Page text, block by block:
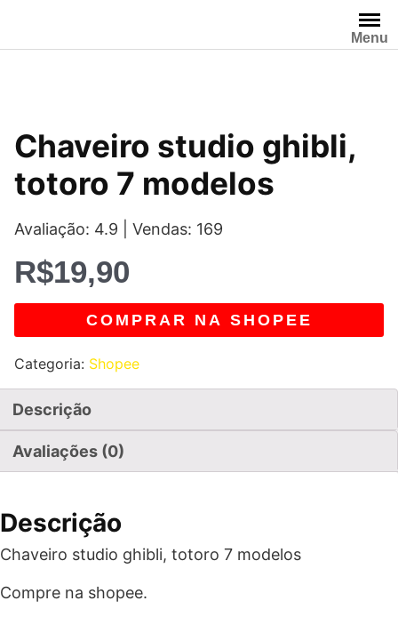
o
Menu
Chaveiro studio ghibli,
totoro 7 modelos
Avaliação: 4.9 | Vendas: 169
R$19,90
COMPRAR NA SHOPEE
Categoria: Shopee
Descrição
Avaliações (0)
Descrição
Chaveiro studio ghibli, totoro 7 modelos
Compre na shopee.